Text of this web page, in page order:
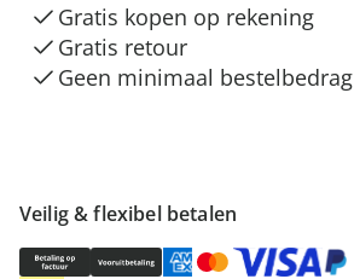
Veilig & flexibel betalen
Gratis kopen op rekening
Gratis retour
Geen minimaal bestelbedrag